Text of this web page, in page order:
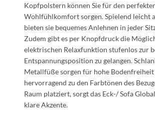
Kopfpolstern können Sie für den
Wohlfühlkomfort sorgen. Spielend leicht
bieten sie bequemes Anlehnen in jeder
Zudem gibt es per Knopfdruck die
elektrischen Relaxfunktion stufenlos zur
Entspannungsposition zu gelangen.
Metallfüße sorgen für hohe Bodenfreiheit
hervorragend zu den Farbtönen des
Raum platziert, sorgt das Eck-/ Sofa
klare Akzente.